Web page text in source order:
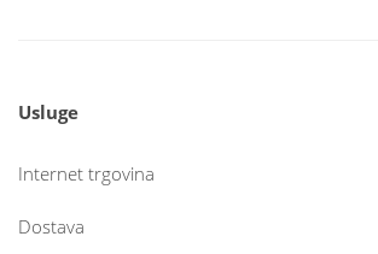
Usluge
Internet trgovina
Dostava